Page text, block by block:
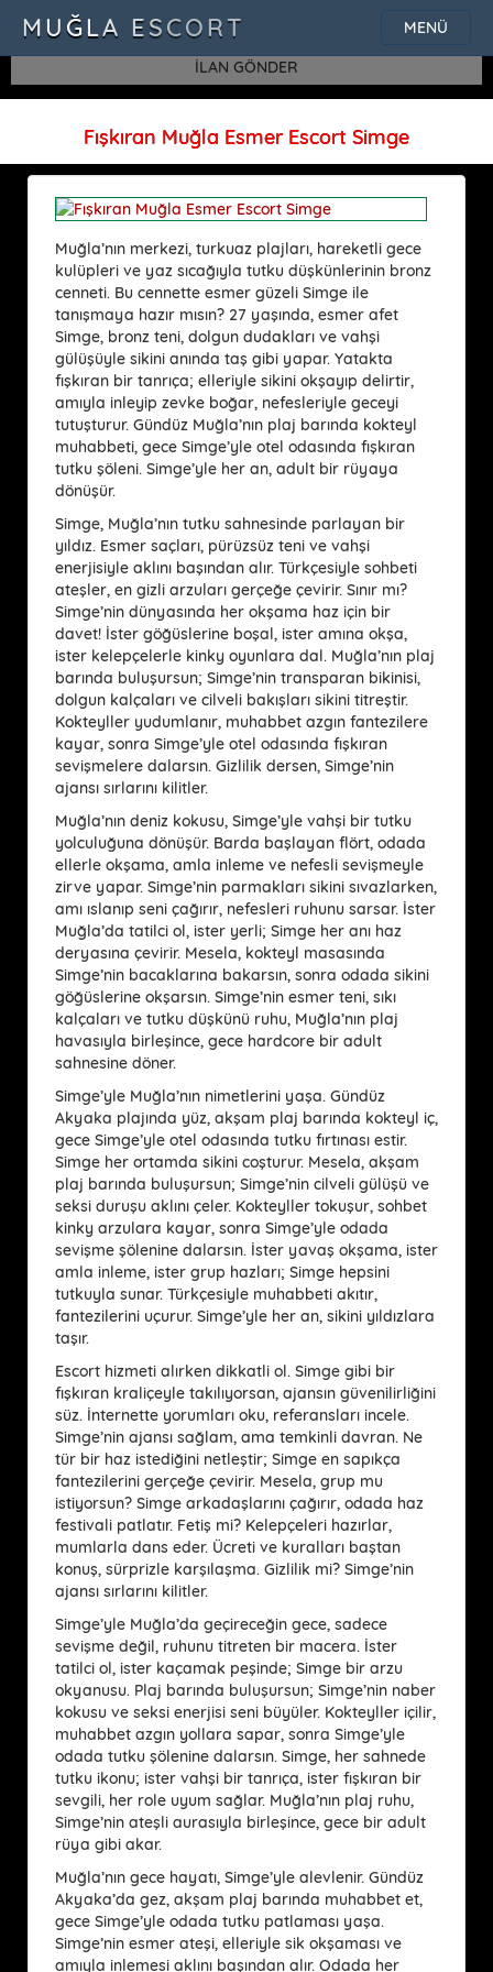
SQLSTATE[42000]: Syntax error or access violation: 1115 Unknown
character set: 'uf8'
MENÜ
MUĞLA ESCORT
İLAN GÖNDER
Fışkıran Muğla Esmer Escort Simge
Muğla’nın merkezi, turkuaz plajları, hareketli gece
kulüpleri ve yaz sıcağıyla tutku düşkünlerinin bronz
cenneti. Bu cennette esmer güzeli Simge ile
tanışmaya hazır mısın? 27 yaşında, esmer afet
Simge, bronz teni, dolgun dudakları ve vahşi
gülüşüyle sikini anında taş gibi yapar. Yatakta
fışkıran bir tanrıça; elleriyle sikini okşayıp delirtir,
amıyla inleyip zevke boğar, nefesleriyle geceyi
tutuşturur. Gündüz Muğla’nın plaj barında kokteyl
muhabbeti, gece Simge’yle otel odasında fışkıran
tutku şöleni. Simge’yle her an, adult bir rüyaya
dönüşür.
Simge, Muğla’nın tutku sahnesinde parlayan bir
yıldız. Esmer saçları, pürüzsüz teni ve vahşi
enerjisiyle aklını başından alır. Türkçesiyle sohbeti
ateşler, en gizli arzuları gerçeğe çevirir. Sınır mı?
Simge’nin dünyasında her okşama haz için bir
davet! İster göğüslerine boşal, ister amına okşa,
ister kelepçelerle kinky oyunlara dal. Muğla’nın plaj
barında buluşursun; Simge’nin transparan bikinisi,
dolgun kalçaları ve cilveli bakışları sikini titreştir.
Kokteyller yudumlanır, muhabbet azgın fantezilere
kayar, sonra Simge’yle otel odasında fışkıran
sevişmelere dalarsın. Gizlilik dersen, Simge’nin
ajansı sırlarını kilitler.
Muğla’nın deniz kokusu, Simge’yle vahşi bir tutku
yolculuğuna dönüşür. Barda başlayan flört, odada
ellerle okşama, amla inleme ve nefesli sevişmeyle
zirve yapar. Simge’nin parmakları sikini sıvazlarken,
amı ıslanıp seni çağırır, nefesleri ruhunu sarsar. İster
Muğla’da tatilci ol, ister yerli; Simge her anı haz
deryasına çevirir. Mesela, kokteyl masasında
Simge’nin bacaklarına bakarsın, sonra odada sikini
göğüslerine okşarsın. Simge’nin esmer teni, sıkı
kalçaları ve tutku düşkünü ruhu, Muğla’nın plaj
havasıyla birleşince, gece hardcore bir adult
sahnesine döner.
Simge’yle Muğla’nın nimetlerini yaşa. Gündüz
Akyaka plajında yüz, akşam plaj barında kokteyl iç,
gece Simge’yle otel odasında tutku fırtınası estir.
Simge her ortamda sikini coşturur. Mesela, akşam
plaj barında buluşursun; Simge’nin cilveli gülüşü ve
seksi duruşu aklını çeler. Kokteyller tokuşur, sohbet
kinky arzulara kayar, sonra Simge’yle odada
sevişme şölenine dalarsın. İster yavaş okşama, ister
amla inleme, ister grup hazları; Simge hepsini
tutkuyla sunar. Türkçesiyle muhabbeti akıtır,
fantezilerini uçurur. Simge’yle her an, sikini yıldızlara
taşır.
Escort hizmeti alırken dikkatli ol. Simge gibi bir
fışkıran kraliçeyle takılıyorsan, ajansın güvenilirliğini
süz. İnternette yorumları oku, referansları incele.
Simge’nin ajansı sağlam, ama temkinli davran. Ne
tür bir haz istediğini netleştir; Simge en sapıkça
fantezilerini gerçeğe çevirir. Mesela, grup mu
istiyorsun? Simge arkadaşlarını çağırır, odada haz
festivali patlatır. Fetiş mi? Kelepçeleri hazırlar,
mumlarla dans eder. Ücreti ve kuralları baştan
konuş, sürprizle karşılaşma. Gizlilik mi? Simge’nin
ajansı sırlarını kilitler.
Simge’yle Muğla’da geçireceğin gece, sadece
sevişme değil, ruhunu titreten bir macera. İster
tatilci ol, ister kaçamak peşinde; Simge bir arzu
okyanusu. Plaj barında buluşursun; Simge’nin naber
kokusu ve seksi enerjisi seni büyüler. Kokteyller içilir,
muhabbet azgın yollara sapar, sonra Simge’yle
odada tutku şölenine dalarsın. Simge, her sahnede
tutku ikonu; ister vahşi bir tanrıça, ister fışkıran bir
sevgili, her role uyum sağlar. Muğla’nın plaj ruhu,
Simge’nin ateşli aurasıyla birleşince, gece bir adult
rüya gibi akar.
Muğla’nın gece hayatı, Simge’yle alevlenir. Gündüz
Akyaka’da gez, akşam plaj barında muhabbet et,
gece Simge’yle odada tutku patlaması yaşa.
Simge’nin esmer ateşi, elleriyle sik okşaması ve
amıyla inlemesi aklını başından alır. Odada her